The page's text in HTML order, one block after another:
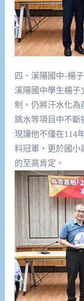
四、溪陽國中-楊
溪陽國中學生楊
制，仍將汗水化為
跳水等項目中不斷
現讓他不僅在114
料冠軍，更於國小
的至高肯定。